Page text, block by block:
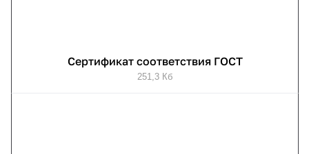
Сертификат соответствия ГОСТ
251,3 Кб